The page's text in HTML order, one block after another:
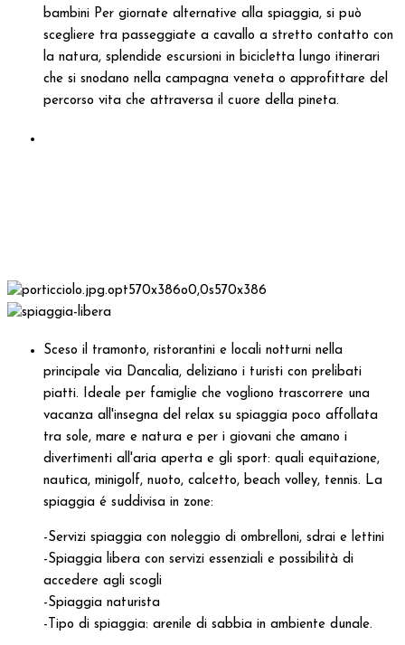
bambini Per giornate alternative alla spiaggia, si può
scegliere tra passeggiate a cavallo a stretto contatto con
la natura, splendide escursioni in bicicletta lungo itinerari
che si snodano nella campagna veneta o approfittare del
percorso vita che attraversa il cuore della pineta.
Sceso il tramonto, ristorantini e locali notturni nella
principale via Dancalia, deliziano i turisti con prelibati
piatti. Ideale per famiglie che vogliono trascorrere una
vacanza all'insegna del relax su spiaggia poco affollata
tra sole, mare e natura e per i giovani che amano i
divertimenti all'aria aperta e gli sport: quali equitazione,
nautica, minigolf, nuoto, calcetto, beach volley, tennis. La
spiaggia é suddivisa in zone:
-Servizi spiaggia con noleggio di ombrelloni, sdrai e lettini
-Spiaggia libera con servizi essenziali e possibilità di
accedere agli scogli
-Spiaggia naturista
-Tipo di spiaggia: arenile di sabbia in ambiente dunale.